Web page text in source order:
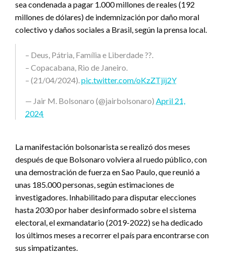
sea condenada a pagar 1.000 millones de reales (192
millones de dólares) de indemnización por daño moral
colectivo y daños sociales a Brasil, según la prensa local.
– Deus, Pátria, Família e Liberdade ??.
– Copacabana, Rio de Janeiro.
– (21/04/2024).pic.twitter.com/oKzZTjij2Y
— Jair M. Bolsonaro (@jairbolsonaro) April 21,
2024
La manifestación bolsonarista se realizó dos meses
después de que Bolsonaro volviera al ruedo público, con
una demostración de fuerza en Sao Paulo, que reunió a
unas 185.000 personas, según estimaciones de
investigadores. Inhabilitado para disputar elecciones
hasta 2030 por haber desinformado sobre el sistema
electoral, el exmandatario (2019-2022) se ha dedicado
los últimos meses a recorrer el país para encontrarse con
sus simpatizantes.